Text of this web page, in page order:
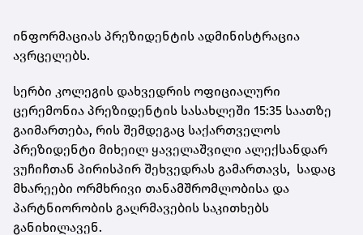
ინფორმაციას პრეზიდენტის ადმინისტრაცია
ავრცელებს.
სერბი კოლეგის დახვედრის ოფიციალური
ცერემონია პრეზიდენტის სასახლეში 15:35 საათზე
გაიმართება, რის შემდეგაც საქართველოს
პრეზიდენტი მიხეილ ყაველაშვილი ალექსანდარ
ვუჩიჩთან პირისპირ შეხვედრას გამართავს, სადაც
მხარეები ორმხრივი თანამშრომლობისა და
პარტნიორობის გაღრმავების საკითხებს
განიხილავენ.